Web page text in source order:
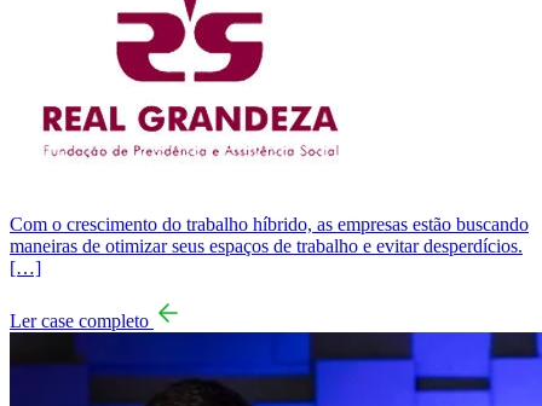
Com o crescimento do trabalho híbrido, as empresas estão buscando
maneiras de otimizar seus espaços de trabalho e evitar desperdícios.
[…]
Ler case completo